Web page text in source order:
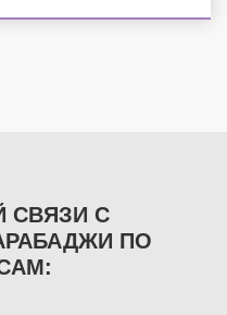
СВЯЗИ С
ПО